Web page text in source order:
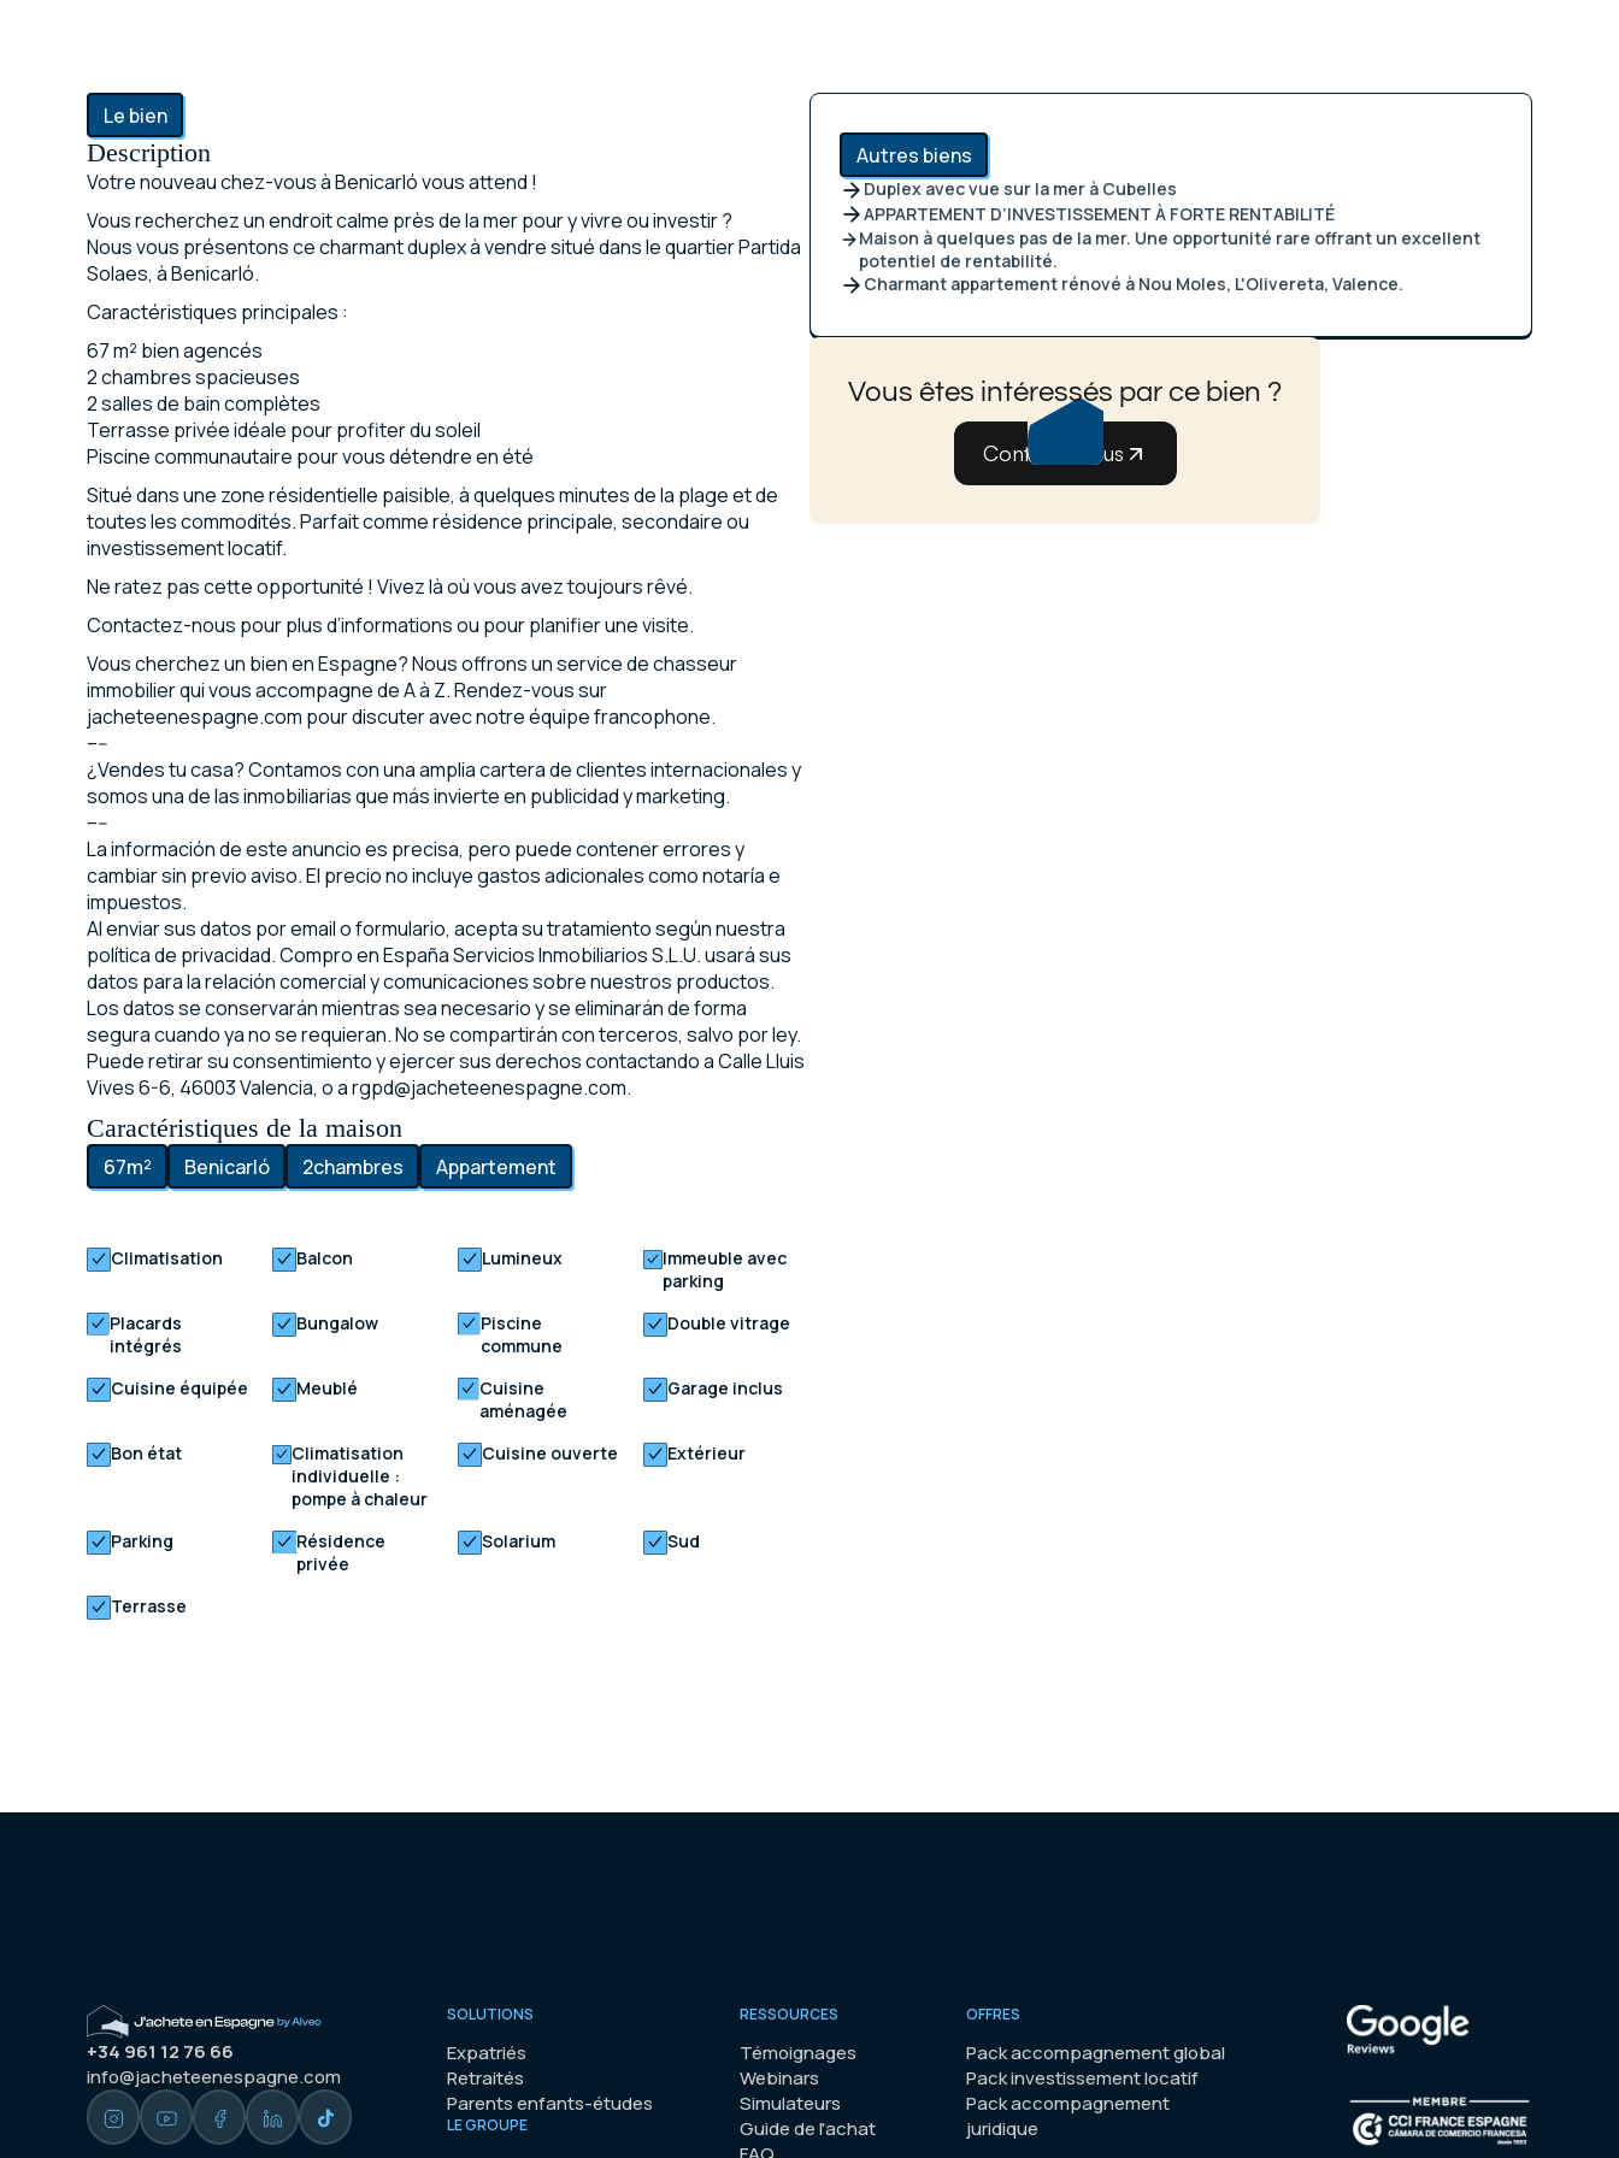
Le bien
Description
Votre nouveau chez-vous à Benicarló vous attend !
Vous recherchez un endroit calme près de la mer pour y vivre ou investir ?
Nous vous présentons ce charmant duplex à vendre situé dans le quartier Partida
Solaes, à Benicarló.
Caractéristiques principales :
67 m² bien agencés
2 chambres spacieuses
2 salles de bain complètes
Terrasse privée idéale pour profiter du soleil
Piscine communautaire pour vous détendre en été
Situé dans une zone résidentielle paisible, à quelques minutes de la plage et de
toutes les commodités. Parfait comme résidence principale, secondaire ou
investissement locatif.
Ne ratez pas cette opportunité ! Vivez là où vous avez toujours rêvé.
Contactez-nous pour plus d’informations ou pour planifier une visite.
Vous cherchez un bien en Espagne? Nous offrons un service de chasseur
immobilier qui vous accompagne de A à Z. Rendez-vous sur
jacheteenespagne.com pour discuter avec notre équipe francophone.
–--
¿Vendes tu casa? Contamos con una amplia cartera de clientes internacionales y
somos una de las inmobiliarias que más invierte en publicidad y marketing.
–--
La información de este anuncio es precisa, pero puede contener errores y
cambiar sin previo aviso. El precio no incluye gastos adicionales como notaría e
impuestos.
Al enviar sus datos por email o formulario, acepta su tratamiento según nuestra
política de privacidad. Compro en España Servicios Inmobiliarios S.L.U. usará sus
datos para la relación comercial y comunicaciones sobre nuestros productos.
Los datos se conservarán mientras sea necesario y se eliminarán de forma
segura cuando ya no se requieran. No se compartirán con terceros, salvo por ley.
Puede retirar su consentimiento y ejercer sus derechos contactando a Calle Lluis
Vives 6-6, 46003 Valencia, o a rgpd@jacheteenespagne.com.
Caractéristiques de la maison
67m² Benicarló 2chambres Appartement
Climatisation Balcon Lumineux
Immeuble avec
parking
Placards
intégrés
Bungalow
Piscine
commune
Double vitrage
Cuisine équipée Meublé
Cuisine
aménagée
Garage inclus
Bon état
Climatisation
individuelle :
pompe à chaleur
Cuisine ouverte Extérieur
Parking
Résidence
privée
Solarium Sud
Terrasse
Autres biens
Duplex avec vue sur la mer à Cubelles
APPARTEMENT D’INVESTISSEMENT À FORTE RENTABILITÉ
Maison à quelques pas de la mer. Une opportunité rare offrant un excellent
potentiel de rentabilité.
Charmant appartement rénové à Nou Moles, L'Olivereta, Valence.
Vous êtes intéressés par ce bien ?
Contatez-nous
+34 961 12 76 66
info@jacheteenespagne.com
SOLUTIONS
Expatriés
Retraités
Parents enfants-études
LE GROUPE
RESSOURCES
Témoignages
Webinars
Simulateurs
Guide de l'achat
OFFRES
Pack accompagnement global
Pack investissement locatif
Pack accompagnement
juridique